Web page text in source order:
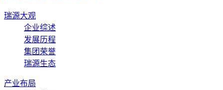
瑞源大观
企业综述
发展历程
集团荣誉
瑞源生态
产业布局